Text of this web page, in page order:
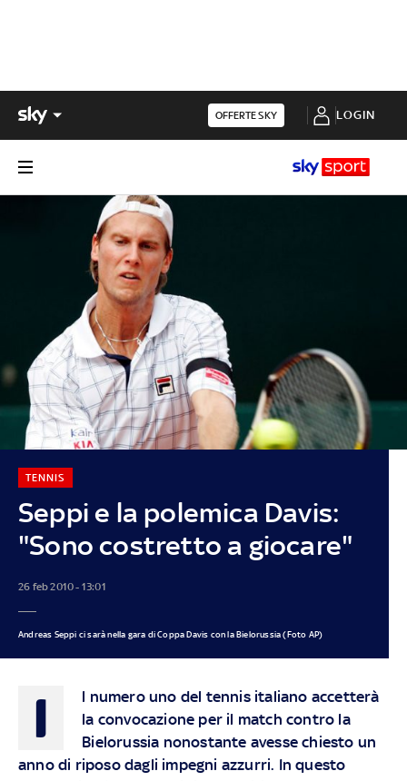
OFFERTE SKY LOGIN
Seppi e la polemica Davis:
"Sono costretto a giocare"
TENNIS
26 feb 2010 - 13:01
Andreas Seppi ci sarà nella gara di Coppa Davis con la Bielorussia (Foto AP)
I
l numero uno del tennis italiano accetterà
la convocazione per il match contro la
Bielorussia nonostante avesse chiesto un
anno di riposo dagli impegni azzurri. In questo